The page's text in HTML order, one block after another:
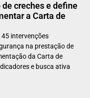
creches e define
a Carta de
intervenções
na prestação de
da Carta de
e busca ativa